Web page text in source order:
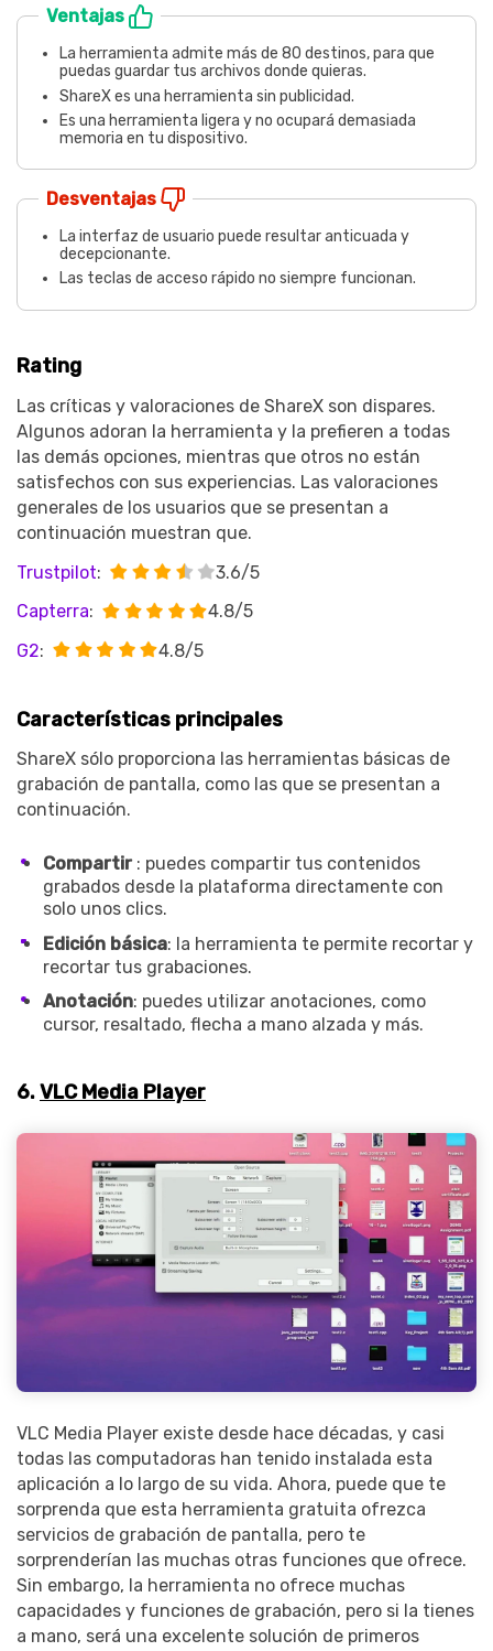
Ventajas
La herramienta admite más de 80 destinos, para que
puedas guardar tus archivos donde quieras.
ShareX es una herramienta sin publicidad.
Es una herramienta ligera y no ocupará demasiada
memoria en tu dispositivo.
Desventajas
La interfaz de usuario puede resultar anticuada y
decepcionante.
Las teclas de acceso rápido no siempre funcionan.
Rating
Las críticas y valoraciones de ShareX son dispares.
Algunos adoran la herramienta y la prefieren a todas
las demás opciones, mientras que otros no están
satisfechos con sus experiencias. Las valoraciones
generales de los usuarios que se presentan a
continuación muestran que.
Trustpilot:
3.6/5
Capterra:
4.8/5
G2: 4.8/5
Características principales
ShareX sólo proporciona las herramientas básicas de
grabación de pantalla, como las que se presentan a
continuación.
Compartir : puedes compartir tus contenidos
grabados desde la plataforma directamente con
solo unos clics.
Edición básica: la herramienta te permite recortar y
recortar tus grabaciones.
Anotación: puedes utilizar anotaciones, como
cursor, resaltado, flecha a mano alzada y más.
6.VLC Media Player
VLC Media Player existe desde hace décadas, y casi
todas las computadoras han tenido instalada esta
aplicación a lo largo de su vida. Ahora, puede que te
sorprenda que esta herramienta gratuita ofrezca
servicios de grabación de pantalla, pero te
sorprenderían las muchas otras funciones que ofrece.
Sin embargo, la herramienta no ofrece muchas
capacidades y funciones de grabación, pero si la tienes
a mano, será una excelente solución de primeros